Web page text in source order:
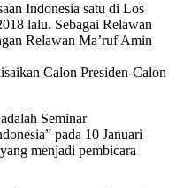
Indonesia satu di Los
lalu. Sebagai Relawan
Relawan Ma’ruf Amin
Calon Presiden-Calon
Seminar
pada 10 Januari
menjadi pembicara